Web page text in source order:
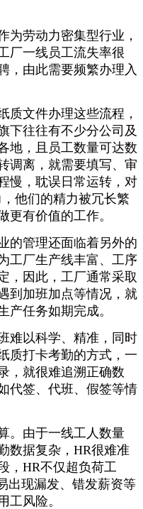
为劳动力密集型行业，
厂一线员工流失率很
，由此需要频繁办理入
质文件办理这些流程，
下往往有不少分公司及
地，且员工数量可达数
调离，就需要填写、审
慢，耽误日常运转，对
他们的精力被冗长繁
更有价值的工作。
的管理还面临着另外的
工厂生产线丰富、工序
，因此，工厂通常采取
到加班加点等情况，就
产任务如期完成。
难以科学、精准，同时
质打卡考勤的方式，一
，就很难追溯正确数
代签、代班、假签等情
。由于一线工人数量
数据复杂，HR很难准
，HR不仅超负荷工
出现漏发、错发薪资等
工风险。